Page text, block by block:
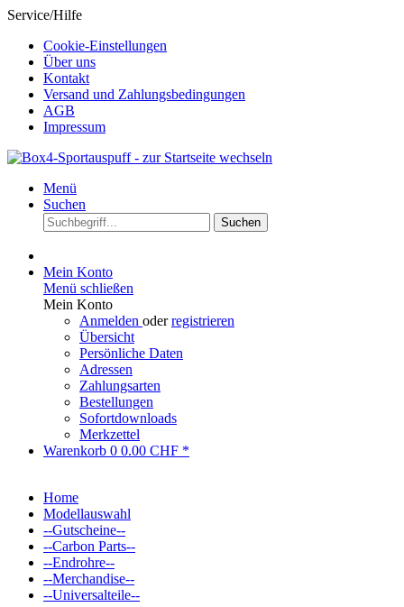
Service/Hilfe
Cookie-Einstellungen
Über uns
Kontakt
Versand und Zahlungsbedingungen
AGB
Impressum
Menü
Suchen
Suchen
Mein Konto
Menü schließen
Mein Konto
Anmelden oderregistrieren
Übersicht
Persönliche Daten
Adressen
Zahlungsarten
Bestellungen
Sofortdownloads
Merkzettel
Warenkorb 0 0.00 CHF *
Home
Modellauswahl
--Gutscheine--
--Carbon Parts--
--Endrohre--
--Merchandise--
--Universalteile--